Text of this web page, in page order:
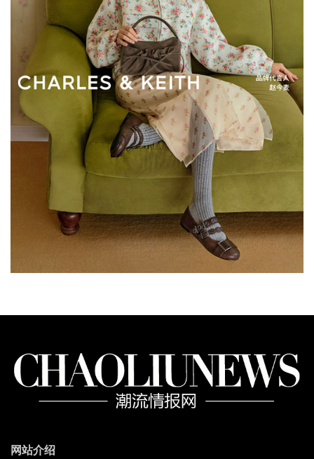
网站介绍